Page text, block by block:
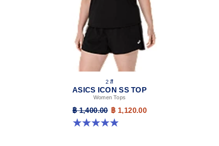
2 สี
ASICS ICON SS TOP
Women Tops
฿ 1,400.00 ฿ 1,120.00
4.9 จาก 5 ดาว 13 รีวิว